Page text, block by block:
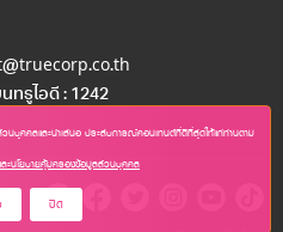
ทรูไอดี : 1242
บุคคลและนำเสนอ ประสบการณ์คอนเทนต์ที่ดีที่สุดให้แก่ท่านตาม
ละนโยบายคุ้มครองข้อมูลส่วนบุคคล
ปิด